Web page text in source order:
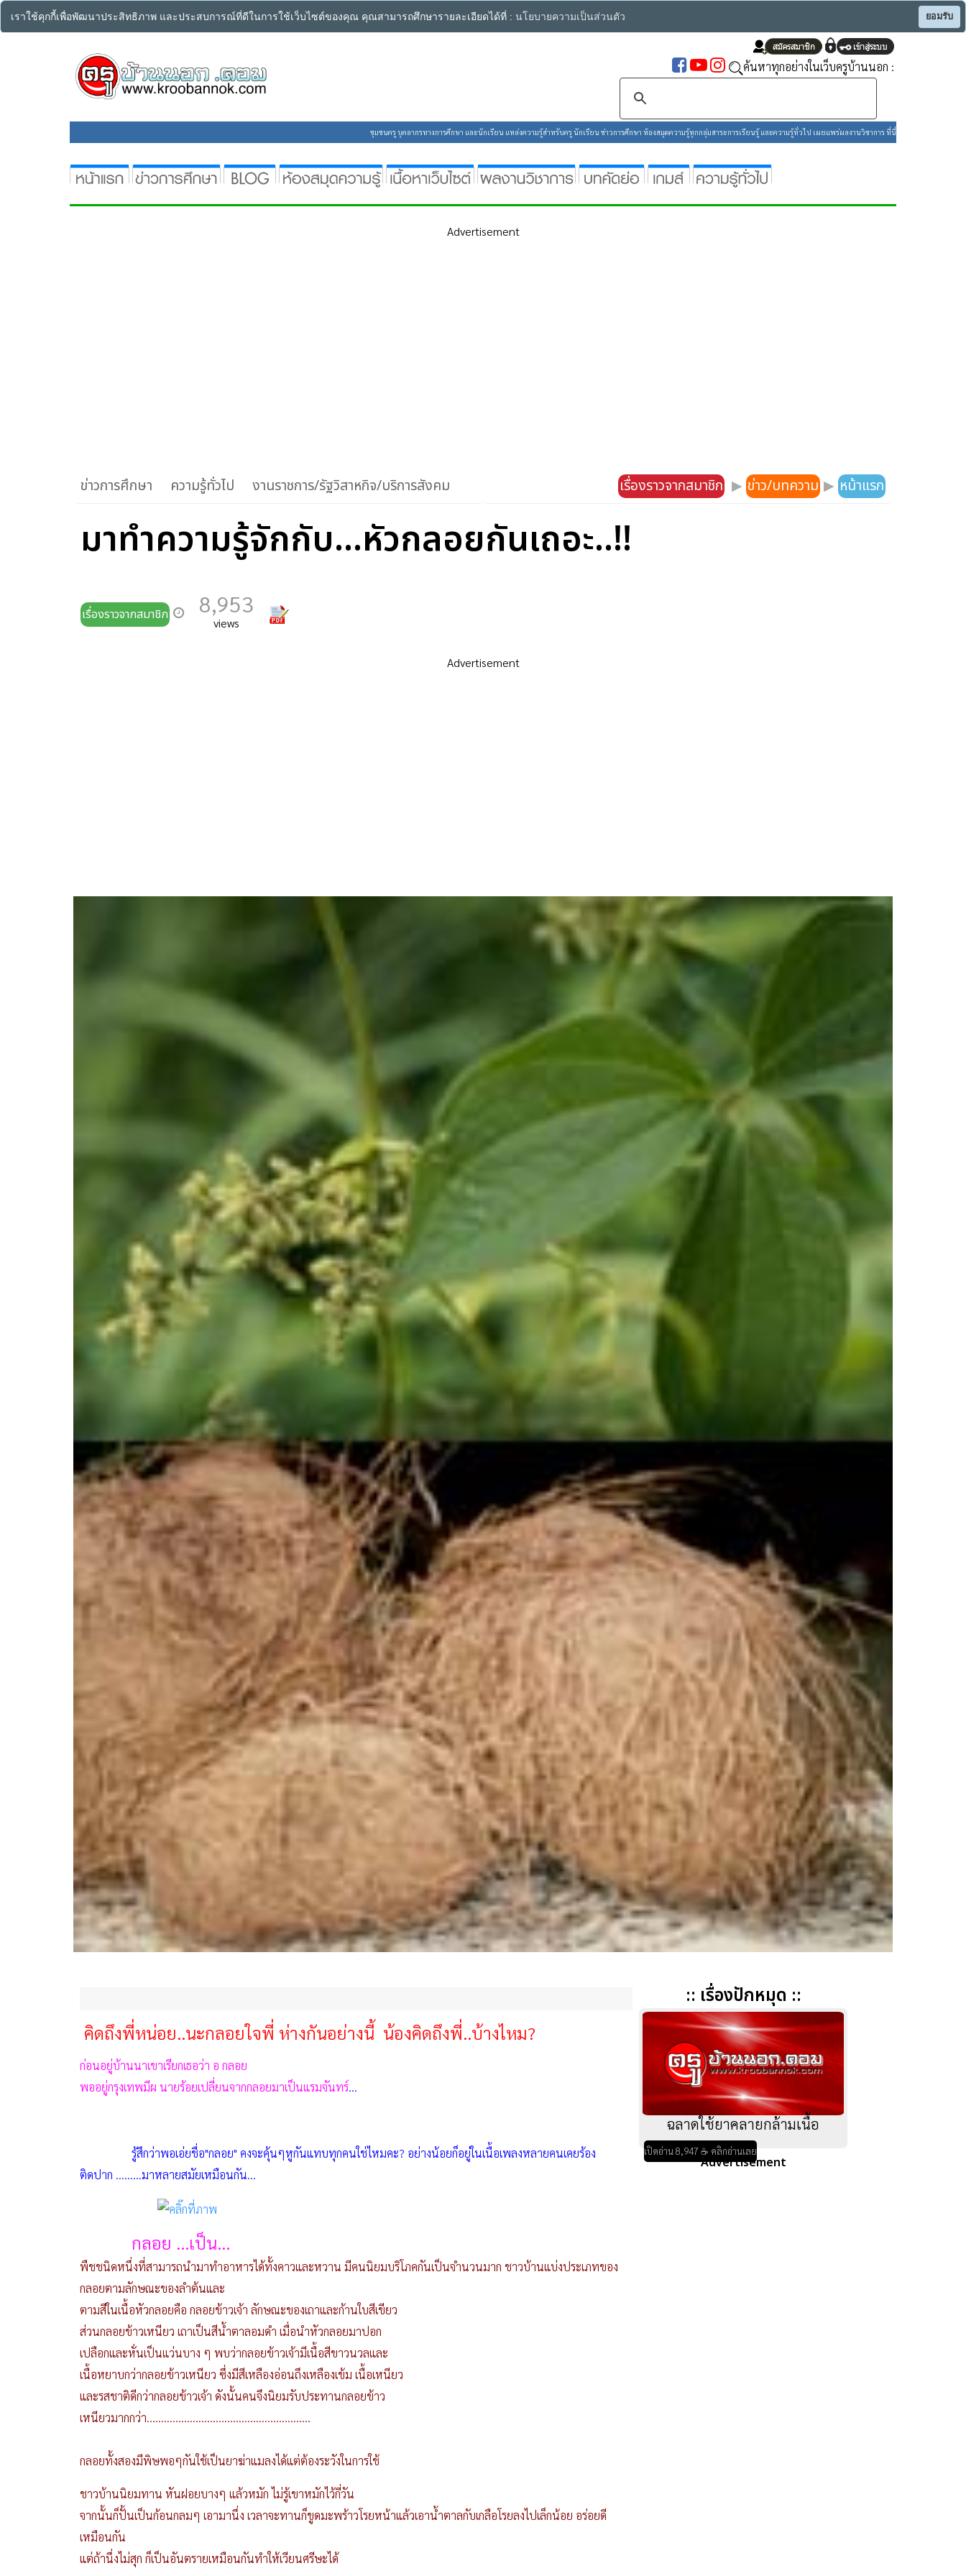
เราใช้คุกกี้เพื่อพัฒนาประสิทธิภาพ และประสบการณ์ที่ดีในการใช้เว็บไซต์ของคุณ คุณสามารถศึกษารายละเอียดได้ที่ : นโยบายความเป็นส่วนตัว ยอมรับ
ค้นหาทุกอย่างในเว็บครูบ้านนอก :
ชุมชนครู บุคลากรทางการศึกษา และนักเรียน แหล่งความรู้สำหรับครู นักเรียน ข่าวการศึกษา ห้องสมุดความรู้ทุกกลุ่มสาระการเรียนรู้ และความรู้ทั่วไป เผยแพร่ผลงานวิชาการ ที่นี่
Advertisement
ข่าวการศึกษา ความรู้ทั่วไป งานราชการ/รัฐวิสาหกิจ/บริการสังคม เรื่องราวจากสมาชิก ▶ ข่าว/บทความ ▶ หน้าแรก
มาทำความรู้จักกับ...หัวกลอยกันเถอะ..!!
เรื่องราวจากสมาชิก 8,953
views
Advertisement
คิดถึงพี่หน่อย..นะกลอยใจพี่ ห่างกันอย่างนี้ น้องคิดถึงพี่..บ้างไหม?
ก่อนอยู่บ้านนาเขาเรียกเธอว่า อ กลอย
พออยู่กรุงเทพมีผ นายร้อยเปลี่ยนจากกลอยมาเป็นแรมจันทร์...
รู้สึกว่าพอเอ่ยชื่อ"กลอย" คงจะคุ้นๆหูกันแทบทุกคนใช่ไหมคะ? อย่างน้อยก็อยู่ในเนื้อเพลงหลายคนเคยร้อง
ติดปาก .........มาหลายสมัยเหมือนกัน...
กลอย ...เป็น...
พืชชนิดหนึ่งที่สามารถนำมาทำอาหารได้ทั้งคาวและหวาน มีคนนิยมบริโภคกันเป็นจำนวนมาก ชาวบ้านแบ่งประเภทของ
กลอยตามลักษณะของลำต้นและ
ตามสีในเนื้อหัวกลอยคือ กลอยข้าวเจ้า ลักษณะของเถาและก้านใบสีเขียว
ส่วนกลอยข้าวเหนียว เถาเป็นสีน้ำตาลอมดำ เมื่อนำหัวกลอยมาปอก
เปลือกและหั่นเป็นแว่นบาง ๆ พบว่ากลอยข้าวเจ้ามีเนื้อสีขาวนวลและ
เนื้อหยาบกว่ากลอยข้าวเหนียว ซึ่งมีสีเหลืองอ่อนถึงเหลืองเข้ม เนื้อเหนียว
และรสชาติดีกว่ากลอยข้าวเจ้า ดังนั้นคนจึงนิยมรับประทานกลอยข้าว
เหนียวมากกว่า.........................................................
กลอยทั้งสองมีพิษพอๆกันใช้เป็นยาฆ่าแมลงได้แต่ต้องระวังในการใช้
ชาวบ้านนิยมทาน หันฝอยบางๆ แล้วหมัก ไม่รู้เขาหมักไว้กี่วัน
จากนั้นก็ปั้นเป็นก้อนกลมๆ เอามานึ่ง เวลาจะทานก็ขูดมะพร้าวโรยหน้าแล้วเอาน้ำตาลกับเกลือโรยลงไปเล็กน้อย อร่อยดี
เหมือนกัน
แต่ถ้านึ่งไม่สุก ก็เป็นอันตรายเหมือนกันทำให้เวียนศรีษะได้
:: เรื่องปักหมุด ::
ฉลาดใช้ยาคลายกล้ามเนื้อ
เปิดอ่าน 8,947 ☕ คลิกอ่านเลย
Advertisement